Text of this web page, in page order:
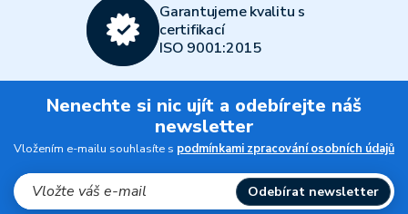
Garantujeme kvalitu s
certifikací
ISO 9001:2015
Nenechte si nic ujít a odebírejte náš
newsletter
Vložením e-mailu souhlasíte s podmínkami zpracování osobních údajů
Odebírat newsletter